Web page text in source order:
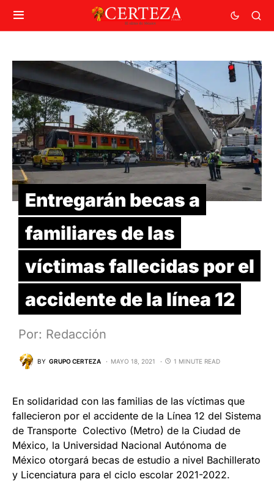
Entregarán becas a
familiares de las
víctimas fallecidas por el
accidente de la línea 12
Por: Redacción
BY GRUPO CERTEZA MAYO 18, 2021 1 MINUTE READ
En solidaridad con las familias de las víctimas que
fallecieron por el accidente de la Línea 12 del Sistema
de Transporte Colectivo (Metro) de la Ciudad de
México, la Universidad Nacional Autónoma de
México otorgará becas de estudio a nivel Bachillerato
y Licenciatura para el ciclo escolar 2021-2022.